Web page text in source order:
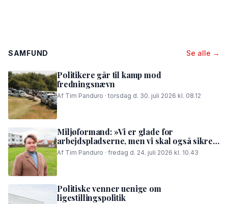
SAMFUND Se alle →
Politikere går til kamp mod
fredningsnævn
Af Tim Panduro · torsdag d. 30. juli 2026 kl. 08.12
Miljøformand: »Vi er glade for
arbejdspladserne, men vi skal også sikre,
at folk i området kan få en god nattesøvn«
Af Tim Panduro · fredag d. 24. juli 2026 kl. 10.43
Politiske venner uenige om
ligestillingspolitik